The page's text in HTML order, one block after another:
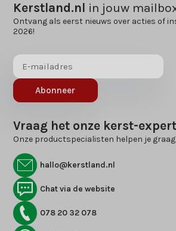
Kerstland.nl in jouw
Ontvang als eerst nieuws over acties of
2026!
Abonneer
Vraag het onze kerst-
Onze productspecialisten helpen je graag
hallo@kerstland.nl
Chat via de website
078 20 32 078